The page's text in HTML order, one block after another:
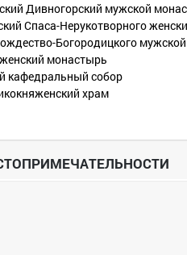
Дивногорский мужской
Спаса-Нерукотворного
Богородицкого
монастырь
кафедральный собор
храм
8500р
3 дня